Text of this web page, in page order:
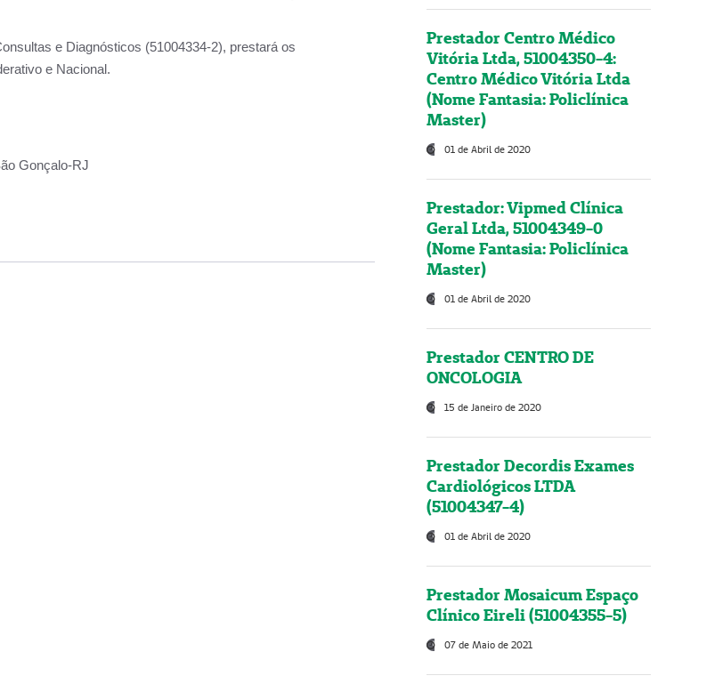
e Diagnósticos (51004334-2), prestará os
e Nacional.
Gonçalo-RJ
Prestador Centro Médico
Vitória Ltda, 51004350-4:
Centro Médico Vitória Ltda
(Nome Fantasia: Policlínica
Master)
01 de Abril de 2020
Prestador: Vipmed Clínica
Geral Ltda, 51004349-0
(Nome Fantasia: Policlínica
Master)
01 de Abril de 2020
Prestador CENTRO DE
ONCOLOGIA
15 de Janeiro de 2020
Prestador Decordis Exames
Cardiológicos LTDA
(51004347-4)
01 de Abril de 2020
Prestador Mosaicum Espaço
Clínico Eireli (51004355-5)
07 de Maio de 2021